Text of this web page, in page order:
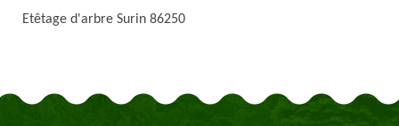
Etêtage d'arbre Surin 86250